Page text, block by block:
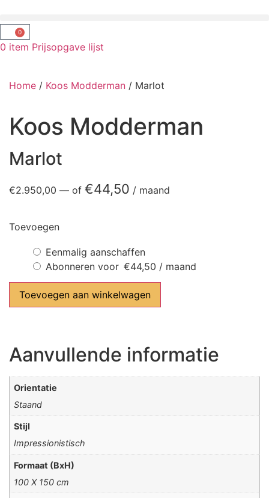
0
0 item Prijsopgave lijst
Home / Koos Modderman / Marlot
Koos Modderman
Marlot
€2.950,00 — of €44,50 / maand
Toevoegen
Eenmalig aanschaffen
Abonneren voor €44,50 / maand
Toevoegen aan winkelwagen
Aanvullende informatie
Orientatie
Staand
Stijl
Impressionistisch
Formaat (BxH)
100 X 150 cm